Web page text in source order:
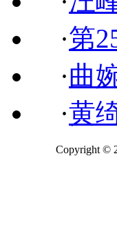
·第
·曲
·黄
Copyright ©